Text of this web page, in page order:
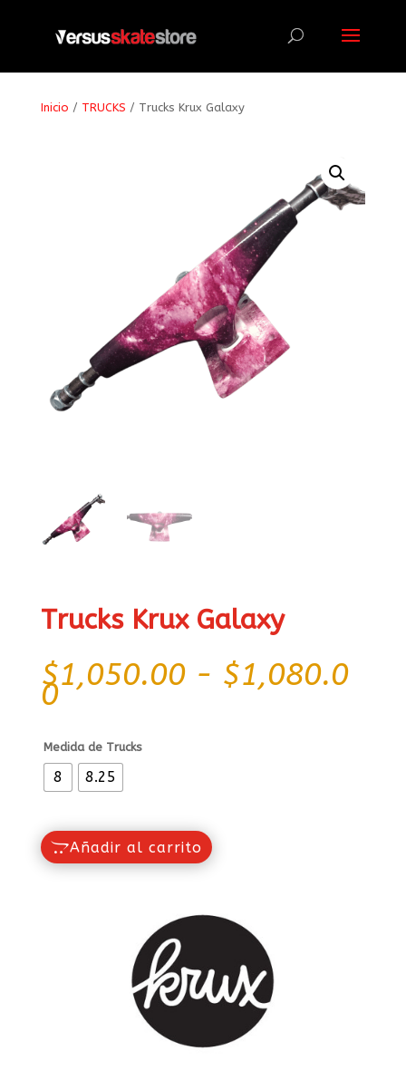
Inicio / TRUCKS / Trucks Krux Galaxy
Trucks Krux Galaxy
$1,050.00 - $1,080.0
0Rango
precios:
desde
$1,050.00
hasta
Medida de Trucks
8 8.25
Añadir al carrito